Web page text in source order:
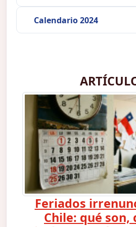
Calendario 2024
Feriados
Chile: qué son,